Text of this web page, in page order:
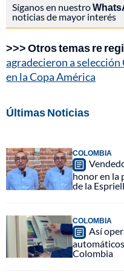
Síganos en nuestro
noticias de mayor interés
>>> Otros temas re
agradecieron a
en la Copa América
Últimas Noticias
COLOMBIA
honor en la
de la
COLOMBIA
Así
Colombia